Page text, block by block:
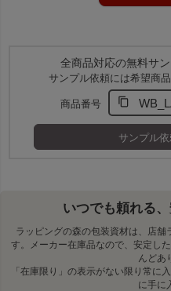
店頭ギフトやイベント配布、
マドレーヌ約7個が入る、使い
焼き菓子の詰め合わせや、小
く、店頭ギフトや手土産包装
シール貼付がしやすく、アレ
ッピングにアレンジできます。
れやすい素材です。
父の日や敬老の日など、季節
すめです。
全商品対応の無料サ
サンプル依頼には希望商
商品番号
サンプル
いつでも頼れる
ラッピングの森の包装資材は、店
す。メーカー在庫品なので、安定し
んどあ
「在庫限り」の表示がない限り常に
に手に